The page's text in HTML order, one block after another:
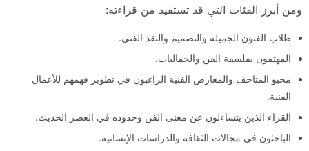
ومن أبرز الفئات التي قد تستفيد من قراءته:
طلاب الفنون الجميلة والتصميم والنقد الفني.
المهتمون بفلسفة الفن والجماليات.
محبو المتاحف والمعارض الفنية الراغبون في تطوير فهمهم للأعمال
الفنية.
القراء الذين يتساءلون عن معنى الفن وحدوده في العصر الحديث.
الباحثون في مجالات الثقافة والدراسات الإنسانية.